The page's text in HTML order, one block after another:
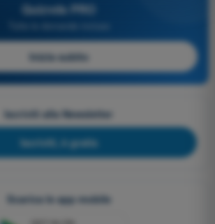
Quizvds PRO
Inizia subito
Iscriviti alla Newsletter
Iscriviti, è gratis
Scarica le app mobile